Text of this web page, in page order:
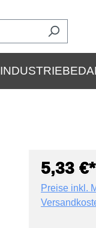
5,33 €*
Preise inkl.